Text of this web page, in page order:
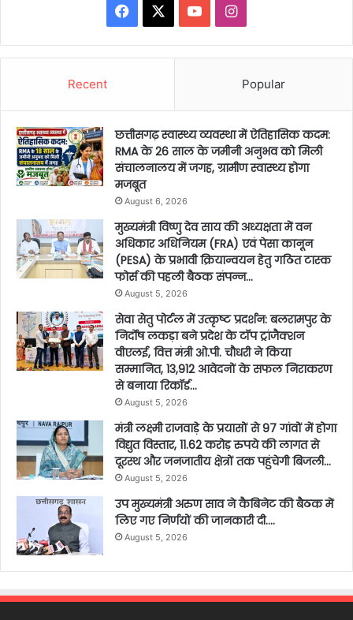
Facebook YouTubeInstagram
Recent Popular
छत्तीसगढ़ स्वास्थ्य व्यवस्था में ऐतिहासिक कदम:
RMA के 26 साल के जमीनी अनुभव को मिली
संचालनालय में जगह, ग्रामीण स्वास्थ्य होगा
मजबूत
August 6, 2026
मुख्यमंत्री विष्णु देव साय की अध्यक्षता में वन
अधिकार अधिनियम (FRA) एवं पेसा कानून
(PESA) के प्रभावी क्रियान्वयन हेतु गठित टास्क
फोर्स की पहली बैठक संपन्न…
August 5, 2026
सेवा सेतु पोर्टल में उत्कृष्ट प्रदर्शन: बलरामपुर के
निर्दोष लकड़ा बने प्रदेश के टॉप ट्रांजैक्शन
वीएलई, वित्त मंत्री ओ.पी. चौधरी ने किया
सम्मानित, 13,912 आवेदनों के सफल निराकरण
से बनाया रिकॉर्ड…
August 5, 2026
मंत्री लक्ष्मी राजवाड़े के प्रयासों से 97 गांवों में होगा
विद्युत विस्तार, 11.62 करोड़ रुपये की लागत से
दूरस्थ और जनजातीय क्षेत्रों तक पहुंचेगी बिजली…
August 5, 2026
उप मुख्यमंत्री अरुण साव ने कैबिनेट की बैठक में
लिए गए निर्णयों की जानकारी दी….
August 5, 2026